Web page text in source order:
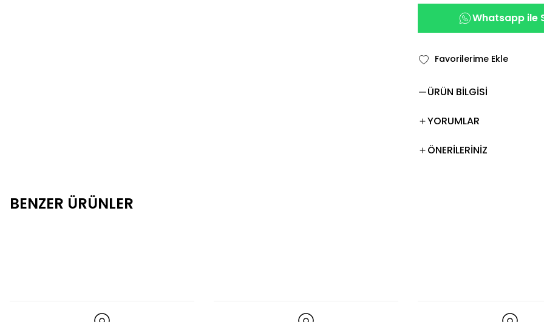
Whatsapp ile
ÜRÜN BİLGİSİ
YORUMLAR
ÖNERİLERİNİZ
BENZER ÜRÜNLER